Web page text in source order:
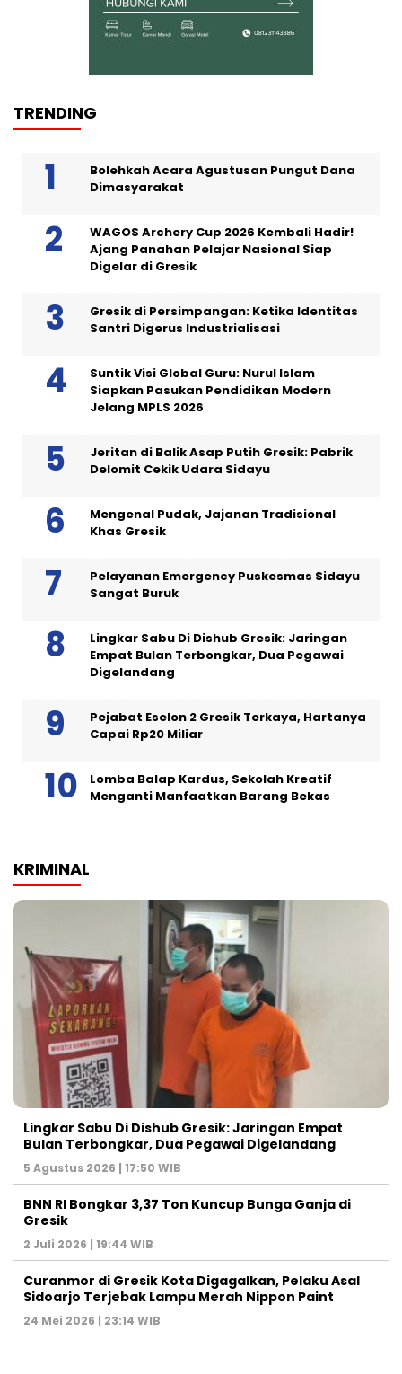
TRENDING
Bolehkah Acara Agustusan Pungut Dana
Dimasyarakat
WAGOS Archery Cup 2026 Kembali Hadir!
Ajang Panahan Pelajar Nasional Siap
Digelar di Gresik
Gresik di Persimpangan: Ketika Identitas
Santri Digerus Industrialisasi
Suntik Visi Global Guru: Nurul Islam
Siapkan Pasukan Pendidikan Modern
Jelang MPLS 2026
Jeritan di Balik Asap Putih Gresik: Pabrik
Delomit Cekik Udara Sidayu
Mengenal Pudak, Jajanan Tradisional
Khas Gresik
Pelayanan Emergency Puskesmas Sidayu
Sangat Buruk
Lingkar Sabu Di Dishub Gresik: Jaringan
Empat Bulan Terbongkar, Dua Pegawai
Digelandang
Pejabat Eselon 2 Gresik Terkaya, Hartanya
Capai Rp20 Miliar
Lomba Balap Kardus, Sekolah Kreatif
Menganti Manfaatkan Barang Bekas
KRIMINAL
Lingkar Sabu Di Dishub Gresik: Jaringan Empat
Bulan Terbongkar, Dua Pegawai Digelandang
5 Agustus 2026 | 17:50 WIB
BNN RI Bongkar 3,37 Ton Kuncup Bunga Ganja di
Gresik
2 Juli 2026 | 19:44 WIB
Curanmor di Gresik Kota Digagalkan, Pelaku Asal
Sidoarjo Terjebak Lampu Merah Nippon Paint
24 Mei 2026 | 23:14 WIB